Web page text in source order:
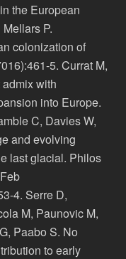
the European
P.
colonization of
5. Currat M,
with
into Europe.
C, Davies W,
and evolving
last glacial. Philos
4. Serre D,
M, Paunovic M,
Paabo S. No
to early